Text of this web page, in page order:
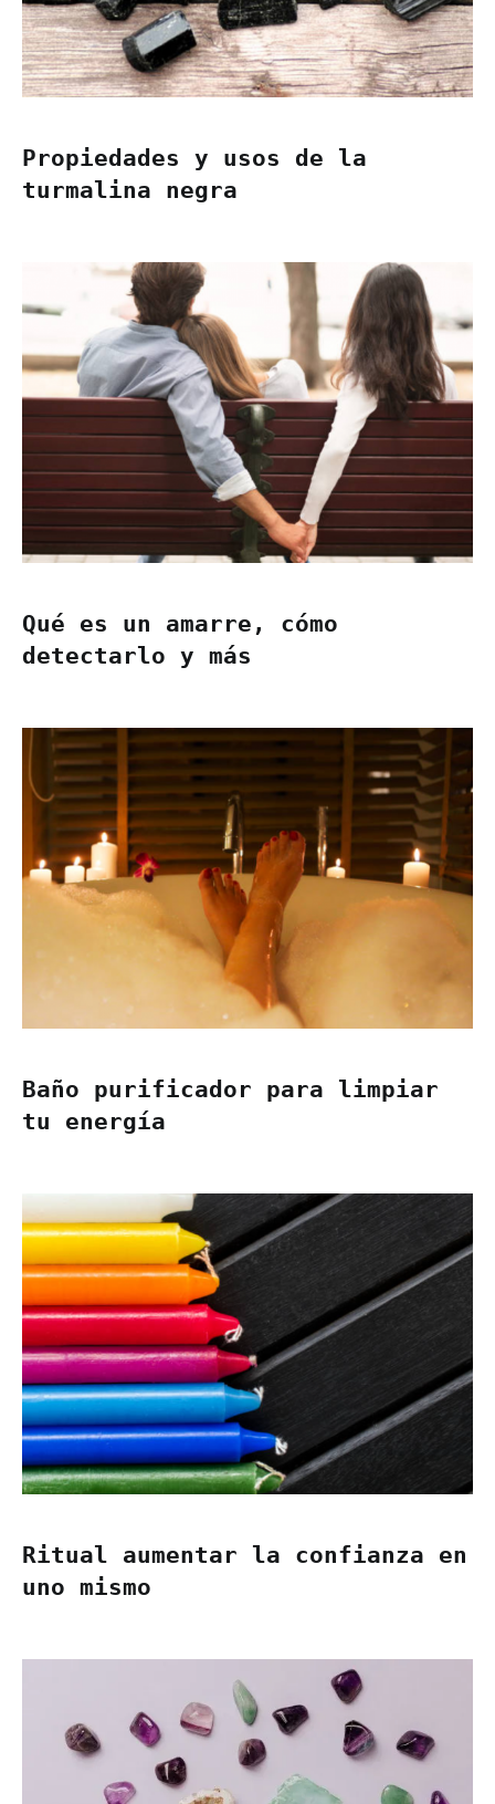
Propiedades y usos de la
turmalina negra
Qué es un amarre, cómo
detectarlo y más
Baño purificador para limpiar
tu energía
Ritual aumentar la confianza en
uno mismo